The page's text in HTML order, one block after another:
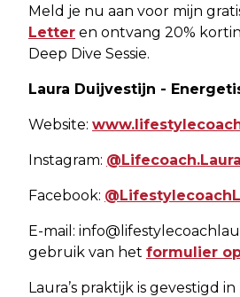
Meld je nu aan voor mijn
Letter en ontvang 20%
Deep Dive Sessie.
Laura Duijvestijn -
Website:
Instagram: @Lifecoach.Laura
Facebook:
E-mail:
gebruik van het formulier
Laura’s praktijk is gevestigd